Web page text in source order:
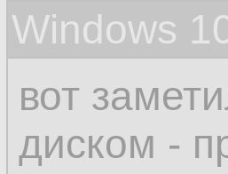
Windows
вот
диском -